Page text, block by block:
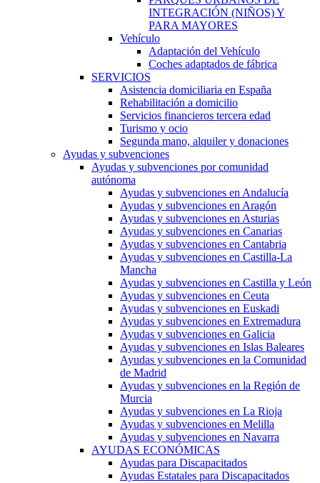
INTEGRACIÓN (NIÑOS) Y
PARA MAYORES
Vehículo
Adaptación del Vehículo
Coches adaptados de fábrica
SERVICIOS
Asistencia domiciliaria en España
Rehabilitación a domicilio
Servicios financieros tercera edad
Turismo y ocio
Segunda mano, alquiler y donaciones
Ayudas y subvenciones
Ayudas y subvenciones por comunidad
autónoma
Ayudas y subvenciones en Andalucía
Ayudas y subvenciones en Aragón
Ayudas y subvenciones en Asturias
Ayudas y subvenciones en Canarias
Ayudas y subvenciones en Cantabria
Ayudas y subvenciones en Castilla-La
Mancha
Ayudas y subvenciones en Castilla y León
Ayudas y subvenciones en Ceuta
Ayudas y subvenciones en Euskadi
Ayudas y subvenciones en Extremadura
Ayudas y subvenciones en Galicia
Ayudas y subvenciones en Islas Baleares
Ayudas y subvenciones en la Comunidad
de Madrid
Ayudas y subvenciones en la Región de
Murcia
Ayudas y subvenciones en La Rioja
Ayudas y subvenciones en Melilla
Ayudas y subvenciones en Navarra
AYUDAS ECONÓMICAS
Ayudas para Discapacitados
Ayudas Estatales para Discapacitados